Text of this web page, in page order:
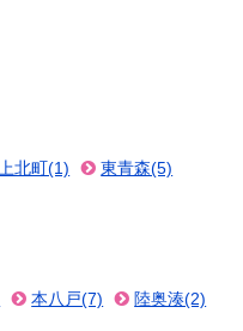
上北町(1)
東青森(5)
本八戸(7) 陸奥湊(2)